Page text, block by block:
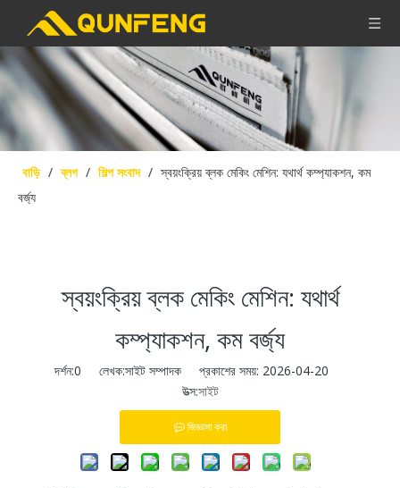
বাড়ি / ব্লগ / শিল্প সংবাদ / স্বয়ংক্রিয় ব্লক মেকিং মেশিন: যথার্থ কম্প্যাকশন, কম
বর্জ্য
স্বয়ংক্রিয় ব্লক মেকিং মেশিন: যথার্থ
কম্প্যাকশন, কম বর্জ্য
দর্শন:0 লেখক:সাইট সম্পাদক প্রকাশের সময়: 2026-04-20
উত্স:সাইট
জিজ্ঞাসা করা